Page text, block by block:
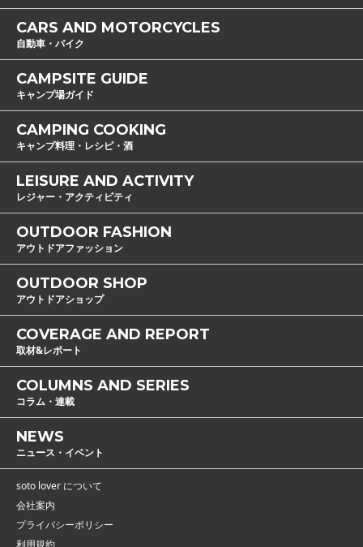
CARS AND MOTORCYCLES
自動車・バイク
CAMPSITE GUIDE
キャンプ場ガイド
CAMPING COOKING
キャンプ料理・レシピ・酒
LEISURE AND ACTIVITY
レジャー・アクティビティ
OUTDOOR FASHION
アウトドアファッション
OUTDOOR SHOP
アウトドアショップ
COVERAGE AND REPORT
取材&レポート
COLUMNS AND SERIES
コラム・連載
NEWS
ニュース・イベント
soto lover について
会社案内
プライバシーポリシー
利用規約